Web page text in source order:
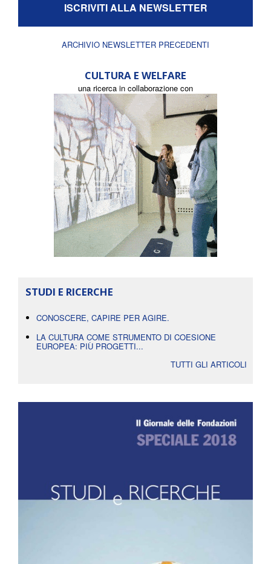
ISCRIVITI ALLA NEWSLETTER
ARCHIVIO NEWSLETTER PRECEDENTI
CULTURA E WELFARE
una ricerca in collaborazione con
STUDI E RICERCHE
CONOSCERE, CAPIRE PER AGIRE.
LA CULTURA COME STRUMENTO DI COESIONE
EUROPEA: PIÙ PROGETTI...
TUTTI GLI ARTICOLI